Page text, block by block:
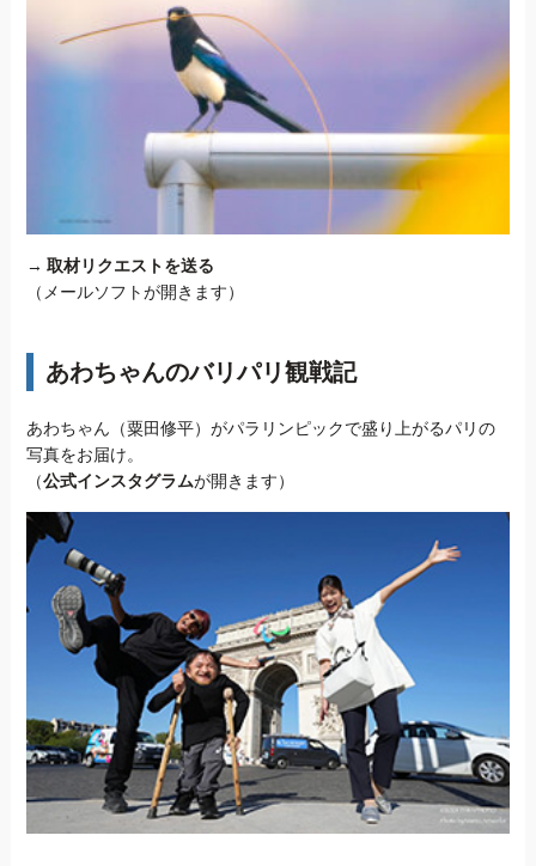
→ 取材リクエストを送る
（メールソフトが開きます）
あわちゃんのバリパリ観戦記
あわちゃん（粟田修平）がパラリンピックで盛り上がるパリの
写真をお届け。
（公式インスタグラムが開きます）